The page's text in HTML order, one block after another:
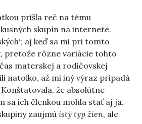
prišla reč na tému
skupín na internete.
aj keď sa mi pri tomto
pretože rôzne variácie tohto
materskej a rodičovskej
natoľko, až mi iný výraz pripadá
že absolútne
sa ich členkou mohla stať aj ja.
zaujmúistý typ žien, ale